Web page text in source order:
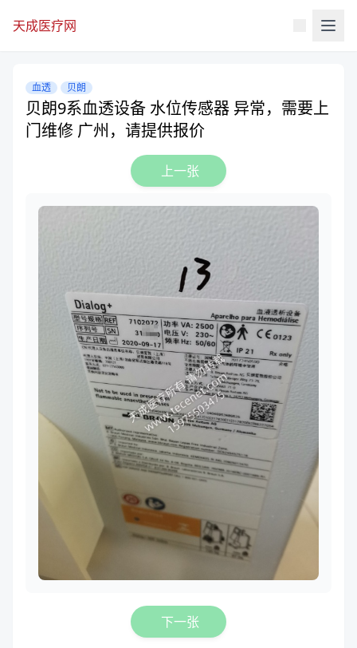
天成医疗网
血透 贝朗
贝朗9系血透设备 水位传感器 异常，需要上
门维修 广州，请提供报价
上一张
下一张